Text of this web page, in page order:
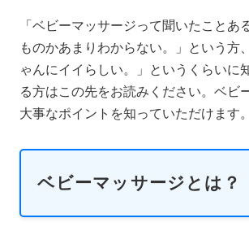
「ベビーマッサージって聞いたことあ
ものかあまりわからない。」という方
ゃんにイイらしい。」というくらいに
る方はこの先をお読みください。ベビ
大事なポイントを知っていただけます。
ベビーマッサージとは？